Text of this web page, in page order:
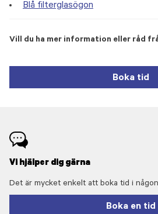
Blå filterglasögon
Vill du ha mer information eller råd
Boka tid
Vi hjälper dig gärna
Det är mycket enkelt att boka tid i
Boka en tid